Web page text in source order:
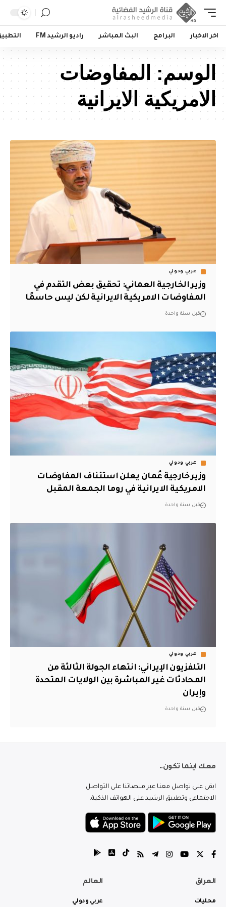
اخر الاخبار البرامج البث المباشر راديو الرشيد FM
الوسم: المفاوضات
الامريكية الايرانية
عربي ودولي
وزير الخارجية العماني: تحقيق بعض التقدم في
المفاوضات الامريكية الايرانية لكن ليس حاسمًا
قبل سنة واحدة
عربي ودولي
وزير خارجية عُمان يعلن استئناف المفاوضات
الامريكية الايرانية في روما الجمعة المقبل
قبل سنة واحدة
عربي ودولي
التلفزيون الإيراني: انتهاء الجولة الثالثة من
المحادثات غير المباشرة بين الولايات المتحدة
وإيران
قبل سنة واحدة
معك اينما تكون..
ابقى على تواصل معنا عبر منصاتنا على التواصل
الاجتماعي وتطبيق الرشيد على الهواتف الذكية.
العراق
محليات
العالم
عربي ودولي